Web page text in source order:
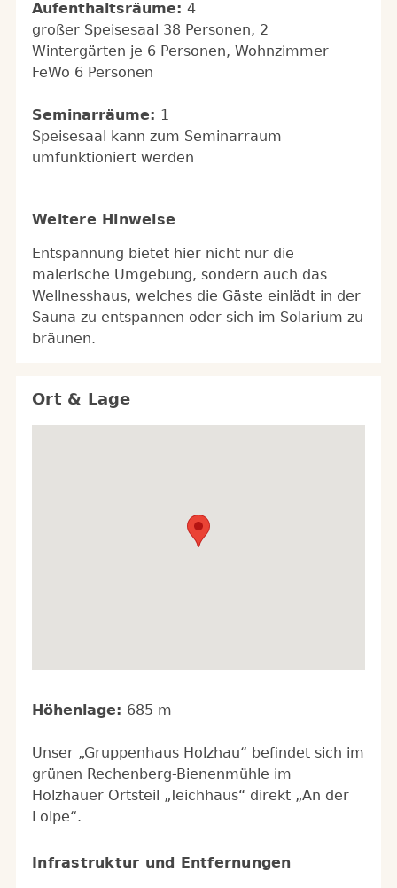
Aufenthaltsräume: 4
großer Speisesaal 38 Personen, 2
Wintergärten je 6 Personen, Wohnzimmer
FeWo 6 Personen
Seminarräume: 1
Speisesaal kann zum Seminarraum
umfunktioniert werden
Weitere Hinweise
Entspannung bietet hier nicht nur die
malerische Umgebung, sondern auch das
Wellnesshaus, welches die Gäste einlädt in der
Sauna zu entspannen oder sich im Solarium zu
bräunen.
Ort & Lage
Höhenlage: 685 m
Unser „Gruppenhaus Holzhau“ beﬁndet sich im
grünen Rechenberg-Bienenmühle im
Holzhauer Ortsteil „Teichhaus“ direkt „An der
Loipe“.
Infrastruktur und Entfernungen